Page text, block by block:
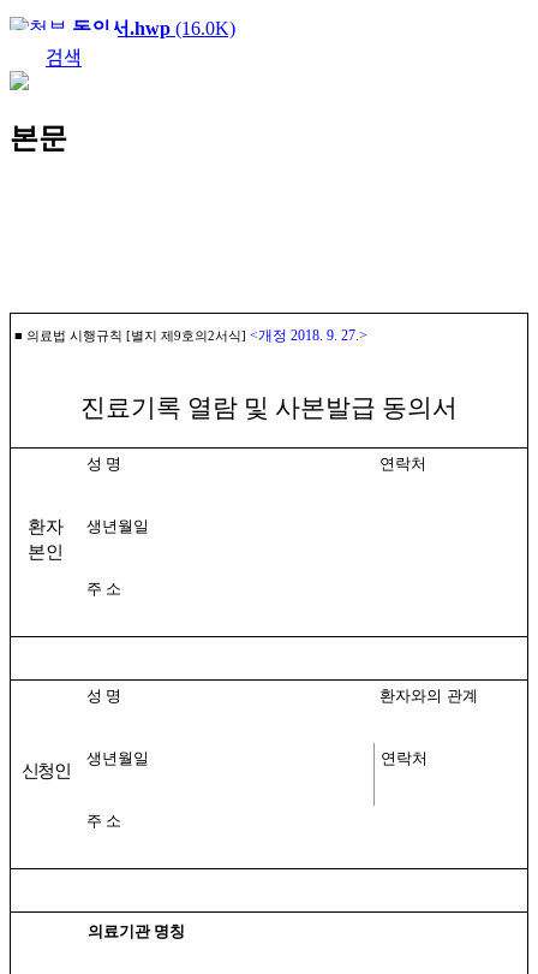
동의서.hwp (16.0K)
검색
본문
■ 의료법 시행규칙 [별지 제9호의2서식]<개정2018. 9. 27.>
진료기록 열람 및 사본발급 동의서
환자
본인
성 명 연락처
생년월일
주 소
신청인
성 명 환자와의 관계
생년월일 연락처
주 소
의료기관 명칭